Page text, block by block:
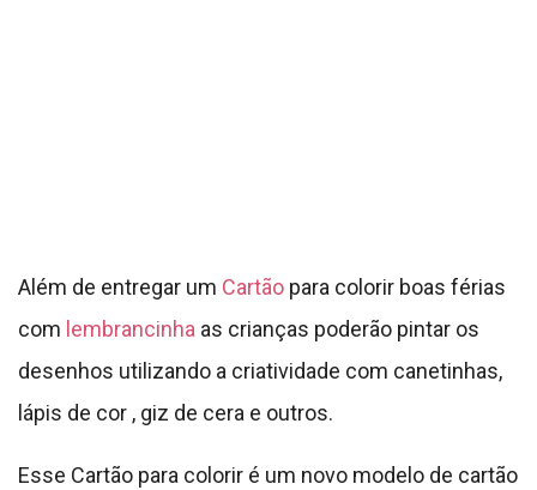
Além de entregar um Cartão para colorir boas férias
com lembrancinha as crianças poderão pintar os
desenhos utilizando a criatividade com canetinhas,
lápis de cor , giz de cera e outros.
Esse Cartão para colorir é um novo modelo de cartão